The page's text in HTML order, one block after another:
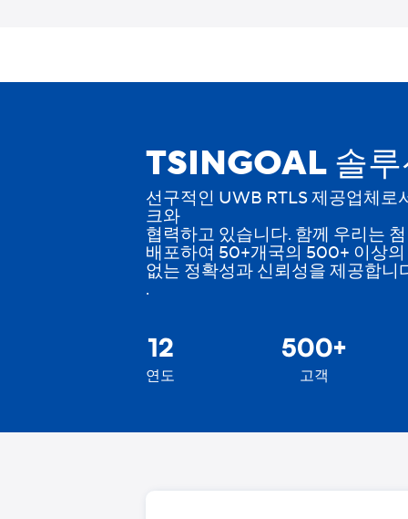
TSINGOAL 솔
선구적인 UWB RTLS 제공업체로
크와
협력하고 있습니다. 함께 우리는
배포하여 50+개국의 500+ 이상
없는 정확성과 신뢰성을 제공합니
.
12
연도
500+
고객